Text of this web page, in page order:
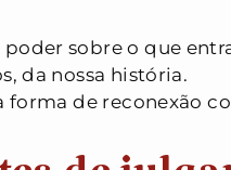
sobre o que
da nossa história.
forma de reconexão